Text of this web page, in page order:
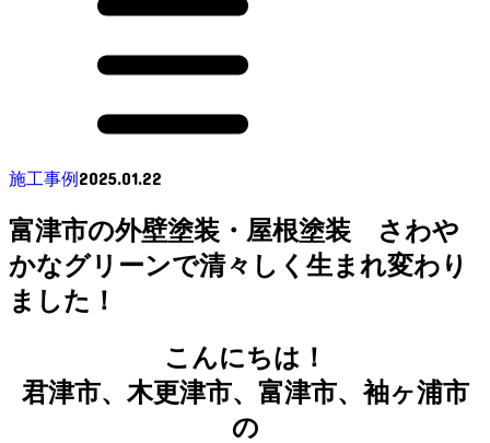
施工事例 2025.01.22
富津市の外壁塗装・屋根塗装 さわや
かなグリーンで清々しく生まれ変わり
ました！
こんにちは！
君津市、木更津市、富津市、袖ヶ浦市
の